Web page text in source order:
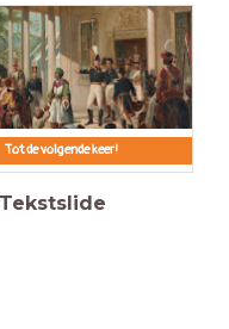
de volgende keer!
Tekstslide